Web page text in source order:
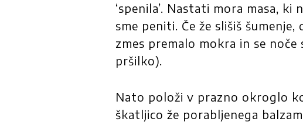
‘spenila’. Nastati mora masa,
sme peniti. Če že slišiš
zmes premalo mokra in se
pršilko).
Nato položi v prazno okroglo
škatljico že porabljenega